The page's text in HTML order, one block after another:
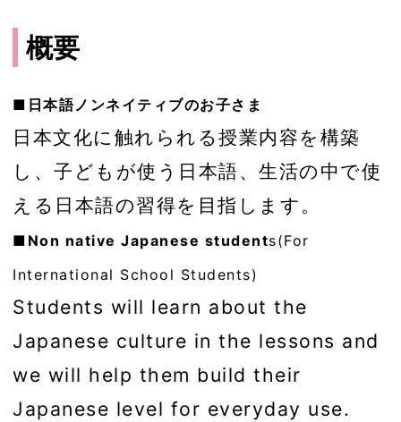
概要
■日本語ノンネイティブのお子さま
日本文化に触れられる授業内容を構築
し、子どもが使う日本語、生活の中で使
える日本語の習得を目指します。
■Non native Japanese students(For
International School Students)
Students will learn about the
Japanese culture in the lessons and
we will help them build their
Japanese level for everyday use.